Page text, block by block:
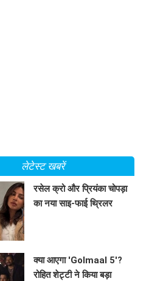
लेटेस्ट खबरें
रसेल क्रो और प्रियंका चोपड़ा
का नया साइ-फाई थ्रिलर
क्या आएगा 'Golmaal 5'?
रोहित शेट्टी ने किया बड़ा